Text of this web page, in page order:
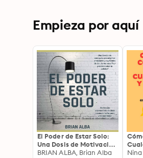
Empieza por aquí
El Poder de Estar Solo:
Una Dosis de Motivación
Acompañada de Ideas
BRIAN ALBA, Brian Alba